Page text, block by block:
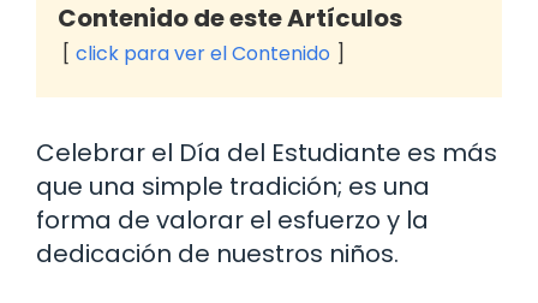
Contenido de este Artículos
click para ver el Contenido
Celebrar el Día del Estudiante es más
que una simple tradición; es una
forma de valorar el esfuerzo y la
dedicación de nuestros niños.